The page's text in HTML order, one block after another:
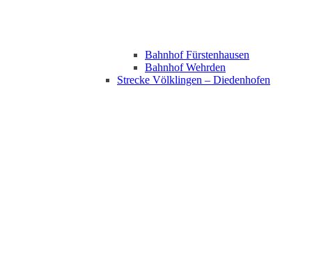
Bahnhof Fürstenhausen
Bahnhof Wehrden
Strecke Völklingen – Diedenhofen